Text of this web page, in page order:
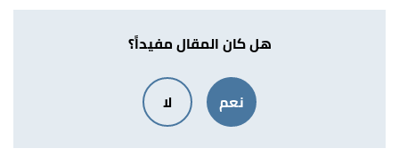
^أب"Peregrine Falcon"
,allaboutbirds, Retrieved
15/3/2021. Edited.
Retrieved 5/3/2021. Edited.
↑
"Peregrine Falcon"
,nwf, Retrieved 2/3/2021.
هل كان المقال مفيداً؟
نعم لا